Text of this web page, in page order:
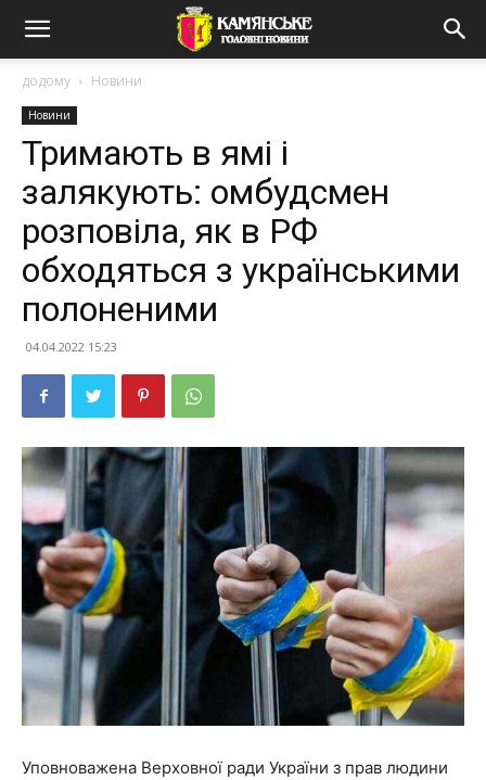
додому Новини
Новини
Тримають в ямі і
залякують: омбудсмен
розповіла, як в РФ
обходяться з українськими
полоненими
04.04.2022 15:23
Уповноважена Верховної ради України з прав людини